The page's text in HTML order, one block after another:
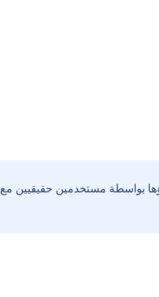
بواسطة مستخدمين حقيقيين مع